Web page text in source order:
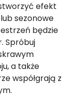
efekt
sezonowe
będzie
Spróbuj
a także
współgrają z